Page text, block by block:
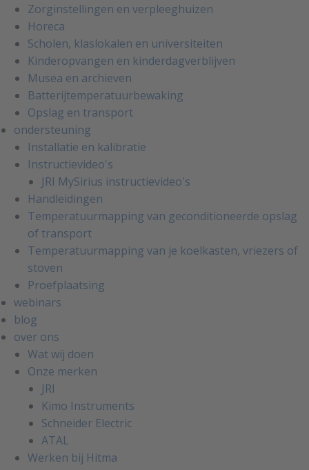
Zorginstellingen en verpleeghuizen
Horeca
Scholen, klaslokalen en universiteiten
Kinderopvangen en kinderdagverblijven
Musea en archieven
Batterijtemperatuurbewaking
Opslag en transport
ondersteuning
Installatie en kalibratie
Instructievideo's
JRI MySirius instructievideo's
Handleidingen
Temperatuurmapping van geconditioneerde opslag
of transport
Temperatuurmapping van je koelkasten, vriezers of
stoven
Proefplaatsing
webinars
blog
over ons
Wat wij doen
Onze merken
JRI
Kimo Instruments
Schneider Electric
ATAL
Werken bij Hitma